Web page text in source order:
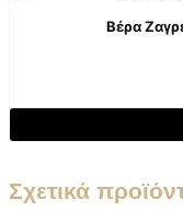
Βέρα
Σχετικά